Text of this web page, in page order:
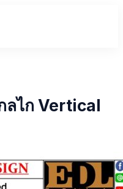
ลไก Vertical